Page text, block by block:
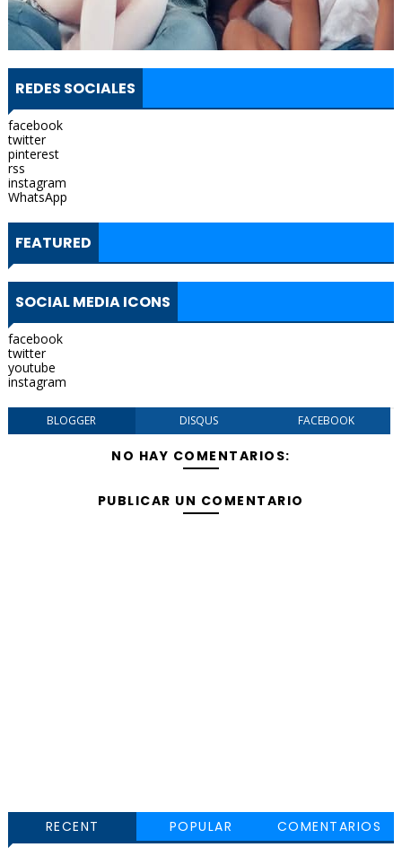
REDES SOCIALES
facebook
twitter
pinterest
rss
instagram
WhatsApp
FEATURED
SOCIAL MEDIA ICONS
facebook
twitter
youtube
instagram
BLOGGER DISQUS FACEBOOK
NO HAY COMENTARIOS:
PUBLICAR UN COMENTARIO
RECENT POPULAR COMENTARIOS